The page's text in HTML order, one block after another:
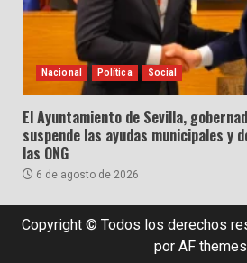
Nacional Política Social
El Ayuntamiento de Sevilla,
suspende las ayudas municipales y
las ONG
6 de agosto de 2026
Copyright © Todos los derechos
por AF